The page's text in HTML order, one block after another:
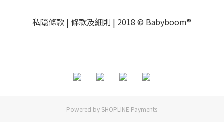
私隠條款 | 條款及細則 | 2018 © Babyboom®
Powered by SHOPLINE Payments